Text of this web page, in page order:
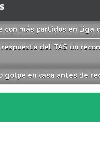
más partidos en Liga
del TAS un
golpe en casa antes de